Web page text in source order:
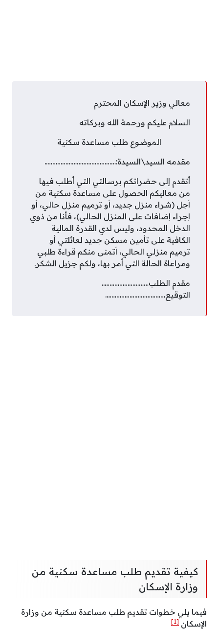
معالي وزير الإسكان المحترم
السلام عليكم ورحمة الله وبركاته
الموضوع طلب مساعدة سكنية
مقدمه السيد\السيدة:……………………………………..
أتقدم إلى حضراتكم برسالتي التي أطلب فيها
من معاليكم الحصول على مساعدة سكنية من
أجل (شراء منزل جديد، أو ترميم منزل حالي، أو
إجراء إضافات على المنزل الحالي)، فأنا من ذوي
الدخل المحدود، وليس لدي القدرة المالية
الكافية على تأمين مسكن جديد لعائلتي أو
ترميم منزلي الحالي، أتمنى منكم قراءة طلبي
ومراعاة الحالة التي أمر بها، ولكم جزيل الشكر.
مقدم الطلب………………………..
التوقيع……………………………….
كيفية تقديم طلب مساعدة سكنية من
وزارة الإسكان
فيما يلي خطوات تقديم طلب مساعدة سكنية من وزارة
الإسكان [1]